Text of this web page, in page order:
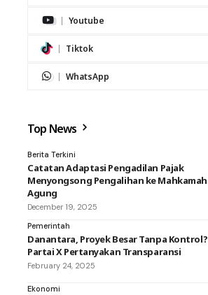
Youtube
Tiktok
WhatsApp
Top News
Berita Terkini
Catatan Adaptasi Pengadilan Pajak
Menyongsong Pengalihan ke Mahkamah
Agung
December 19, 2025
Pemerintah
Danantara, Proyek Besar Tanpa Kontrol?
Partai X Pertanyakan Transparansi
February 24, 2025
Ekonomi